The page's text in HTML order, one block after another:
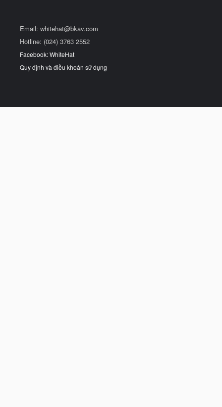
Email: whitehat@bkav.com
Hotline: (024) 3763 2552
Facebook: WhiteHat
Quy định và điều khoản sử dụng